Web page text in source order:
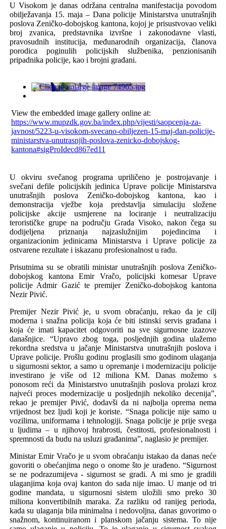
U Visokom je danas održana centralna manifestacija povodom
obilježavanja 15. maja – Dana policije Ministarstva unutrašnjih
poslova Zeničko-dobojskog kantona, kojoj je prisustvovao veliki
broj zvanica, predstavnika izvršne i zakonodavne vlasti,
pravosudnih institucija, međunarodnih organizacija, članova
porodica poginulih policijskih službenika, penzionisanih
pripadnika policije, kao i brojni građani.
View the embedded image gallery online at:
https://www.mupzdk.gov.ba/index.php/vijesti/saopcenja-za-
javnost/5223-u-visokom-svecano-obiljezen-15-maj-dan-policije-
ministarstva-unutrasnjih-poslova-zenicko-dobojskog-
kantona#sigProIdecd867ed11
U okviru svečanog programa upriličeno je postrojavanje i
svečani defile policijskih jedinica Uprave policije Ministarstva
unutrašnjih poslova Zeničko-dobojskog kantona, kao i
demonstracija vježbe koja predstavlja simulaciju složene
policijske akcije usmjerene na lociranje i neutralizaciju
terorističke grupe na području Grada Visoko, nakon čega su
dodijeljena priznanja najzaslužnijim pojedincima i
organizacionim jedinicama Ministarstva i Uprave policije za
ostvarene rezultate i iskazanu profesionalnost u radu.
Prisutnima su se obratili ministar unutrašnjih poslova Zeničko-
dobojskog kantona Emir Vračo, policijski komesar Uprave
policije Admir Gazić te premijer Zeničko-dobojskog kantona
Nezir Pivić.
Premijer Nezir Pivić je, u svom obraćanju, rekao da je cilj
moderna i snažna policija koja će biti istinski servis građana i
koja će imati kapacitet odgovoriti na sve sigurnosne izazove
današnjice. “Upravo zbog toga, posljednjih godina ulažemo
rekordna sredstva u jačanje Ministarstva unutrašnjih poslova i
Uprave policije. Prošlu godinu proglasili smo godinom ulaganja
u sigurnosni sektor, a samo u opremanje i modernizaciju policije
investirano je više od 12 miliona KM. Danas možemo s
ponosom reći da Ministarstvo unutrašnjih poslova prolazi kroz
najveći proces modernizacije u posljednjih nekoliko decenija”,
rekao je premijer Pivić, dodavši da ni najbolja oprema nema
vrijednost bez ljudi koji je koriste. “Snaga policije nije samo u
vozilima, uniformama i tehnologiji. Snaga policije je prije svega
u ljudima – u njihovoj hrabrosti, čestitosti, profesionalnosti i
spremnosti da budu na usluzi građanima”, naglasio je premijer.
Ministar Emir Vračo je u svom obraćanju istakao da danas neće
govoriti o obećanjima nego o onome što je urađeno. “Sigurnost
se ne podrazumijeva - sigurnost se gradi. A mi smo je gradili
ulaganjima koja ovaj kanton do sada nije imao. U manje od tri
godine mandata, u sigurnosni sistem uložili smo preko 30
miliona konvertibilnih maraka. Za razliku od ranijeg perioda,
kada su ulaganja bila minimalna i nedovoljna, danas govorimo o
snažnom, kontinuiranom i planskom jačanju sistema. To nije